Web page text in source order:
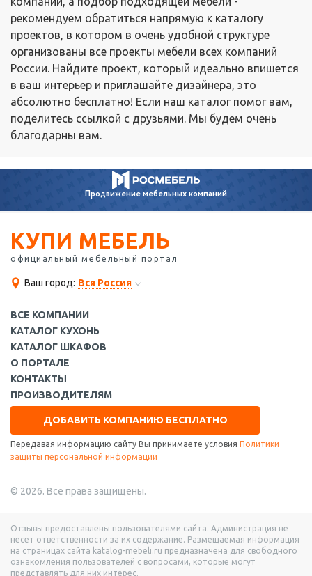
рекомендуем обратиться напрямую к каталогу
проектов, в котором в очень удобной структуре
организованы все проекты мебели всех компаний
России. Найдите проект, который идеально впишется
в ваш интерьер и приглашайте дизайнера, это
абсолютно бесплатно! Если наш каталог помог вам,
поделитесь ссылкой с друзьями. Мы будем очень
благодарны вам.
Продвижениемебельных компаний
КУПИ МЕБЕЛЬ
официальный мебельный портал
Ваш город: Вся Россия
ВСЕ КОМПАНИИ
КАТАЛОГ КУХОНЬ
КАТАЛОГ ШКАФОВ
О ПОРТАЛЕ
КОНТАКТЫ
ПРОИЗВОДИТЕЛЯМ
ДОБАВИТЬ КОМПАНИЮ БЕСПЛАТНО
Передавая информацию сайту Вы принимаете условия Политики
защиты персональной информации
© 2026. Все права защищены.
Отзывы предоставлены пользователями сайта. Администрация не
несет ответственности за их содержание. Размещаемая информация
на страницах сайта katalog-mebeli.ru предназначена для свободного
ознакомления пользователей с вопросами, которые могут
представлять для них интерес.